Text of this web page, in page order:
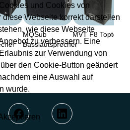
und Cookies von
diese Webseite korrekt darstellen
wie diese Webseite
zu verbessern. Eine
zur Verwendung von
den Cookie-Button geändert
eine Auswahl auf
wurde.
MQSub
Basslautsprecher
MVT F8 Topteil